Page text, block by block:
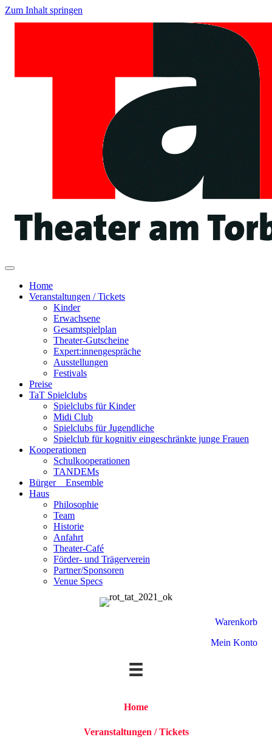
Zum Inhalt springen
Navigation
Home
Veranstaltungen / Tickets
Kinder
Erwachsene
Gesamtspielplan
Theater-Gutscheine
Expert:innengespräche
Ausstellungen
Festivals
Preise
TaT Spielclubs
Spielclubs für Kinder
Midi Club
Spielclubs für Jugendliche
Spielclub für kognitiv eingeschränkte junge Frauen
Kooperationen
Schulkooperationen
TANDEMs
Bürger__Ensemble
Haus
Philosophie
Team
Historie
Anfahrt
Theater-Café
Förder- und Trägerverein
Partner/Sponsoren
Venue Specs
Warenkorb
Mein Konto
Home
Veranstaltungen / Tickets